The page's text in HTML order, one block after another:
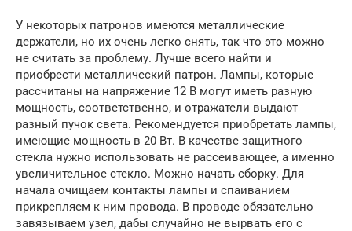
У некоторых патронов имеются металлические
держатели, но их очень легко снять, так что это можно
не считать за проблему. Лучше всего найти и
приобрести металлический патрон. Лампы, которые
рассчитаны на напряжение 12 В могут иметь разную
мощность, соответственно, и отражатели выдают
разный пучок света. Рекомендуется приобретать лампы,
имеющие мощность в 20 Вт. В качестве защитного
стекла нужно использовать не рассеивающее, а именно
увеличительное стекло. Можно начать сборку. Для
начала очищаем контакты лампы и спаиванием
прикрепляем к ним провода. В проводе обязательно
завязываем узел, дабы случайно не вырвать его с